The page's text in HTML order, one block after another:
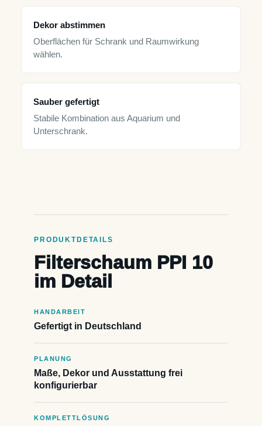
Dekor abstimmen
Oberflächen für Schrank und Raumwirkung
wählen.
Sauber gefertigt
Stabile Kombination aus Aquarium und
Unterschrank.
PRODUKTDETAILS
Filterschaum PPI 10
im Detail
HANDARBEIT
Gefertigt in Deutschland
PLANUNG
Maße, Dekor und Ausstattung frei
konfigurierbar
KOMPLETTLÖSUNG